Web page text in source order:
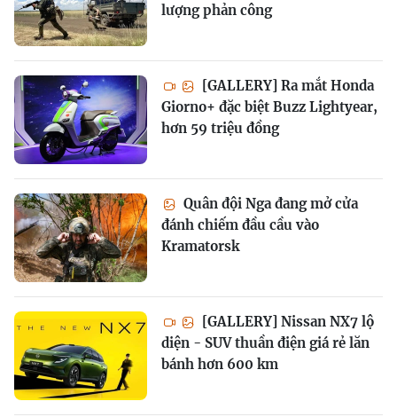
lượng phản công
[GALLERY] Ra mắt Honda
Giorno+ đặc biệt Buzz Lightyear,
hơn 59 triệu đồng
Quân đội Nga đang mở cửa
đánh chiếm đầu cầu vào
Kramatorsk
[GALLERY] Nissan NX7 lộ
diện - SUV thuần điện giá rẻ lăn
bánh hơn 600 km